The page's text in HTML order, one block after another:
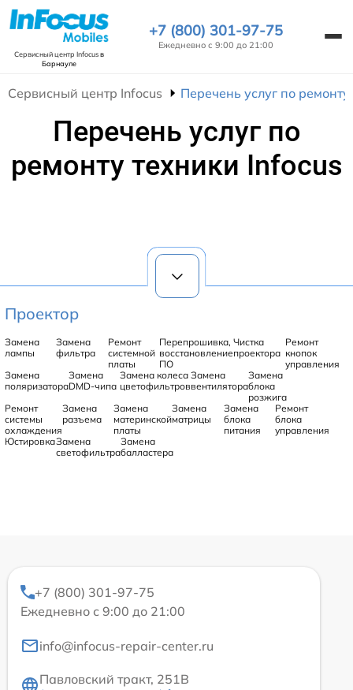
Сервисный центр Infocusв
Барнауле
+7 (800) 301-97-75
Ежедневно с 9:00 до 21:00
Сервисный центр Infocus Перечень услуг по
Перечень услуг по
ремонту техники Infocus
Проектор
Замена
лампы
Замена
фильтра
Ремонт
системной
платы
Перепрошивка,
восстановление
ПО
Чистка
проектора
Ремонт
кнопок
управления
Замена
поляризатора
Замена
DMD-чипа
Замена колеса
цветофильтров
Замена
вентилятора
Замена
блока
розжига
Ремонт
системы
охлаждения
Замена
разъема
Замена
материнской
платы
Замена
матрицы
Замена
блока
питания
Ремонт
блока
управления
ЮстировкаЗамена
светофильтра
Замена
балластера
+7 (800) 301-97-75
Ежедневно с 9:00 до 21:00
info@infocus-repair-center.ru
Павловский тракт, 251В